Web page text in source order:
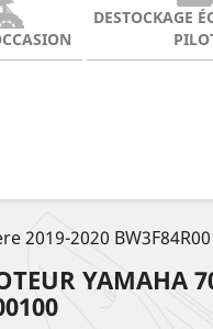
DESTOCKAGE
2019-2020
YAMAHA